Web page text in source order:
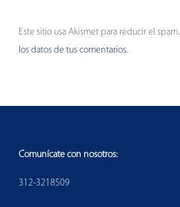
Este sitio usa Akismet para reducir el spam.
los datos de tus comentarios.
Comunícate con nosotros:
312-3218509